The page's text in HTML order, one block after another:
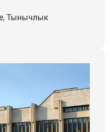
Тынычлык